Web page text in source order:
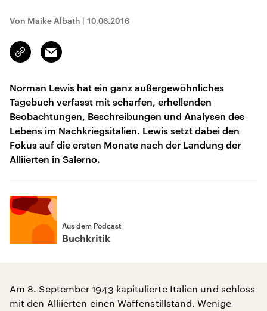
Von Maike Albath | 10.06.2016
Link
kopieren/teilen
Email
Norman Lewis hat ein ganz außergewöhnliches
Tagebuch verfasst mit scharfen, erhellenden
Beobachtungen, Beschreibungen und Analysen des
Lebens im Nachkriegsitalien. Lewis setzt dabei den
Fokus auf die ersten Monate nach der Landung der
Alliierten in Salerno.
Aus dem Podcast
Buchkritik
Am 8. September 1943 kapitulierte Italien und schloss
mit den Alliierten einen Waffenstillstand. Wenige